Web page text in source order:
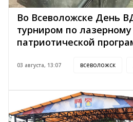
Во Всеволожске День
турниром по
патриотической
03 августа, 13:07 всеволожск